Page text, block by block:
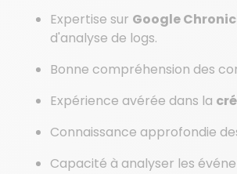
Expertise sur Google
d'analyse de logs.
Bonne compréhension des
Expérience avérée dans la
Connaissance approfondie
Capacité à analyser les